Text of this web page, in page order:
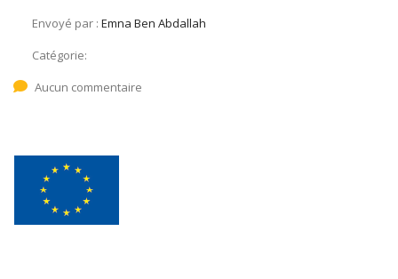
Envoyé par : Emna Ben Abdallah
Catégorie:
Aucun commentaire